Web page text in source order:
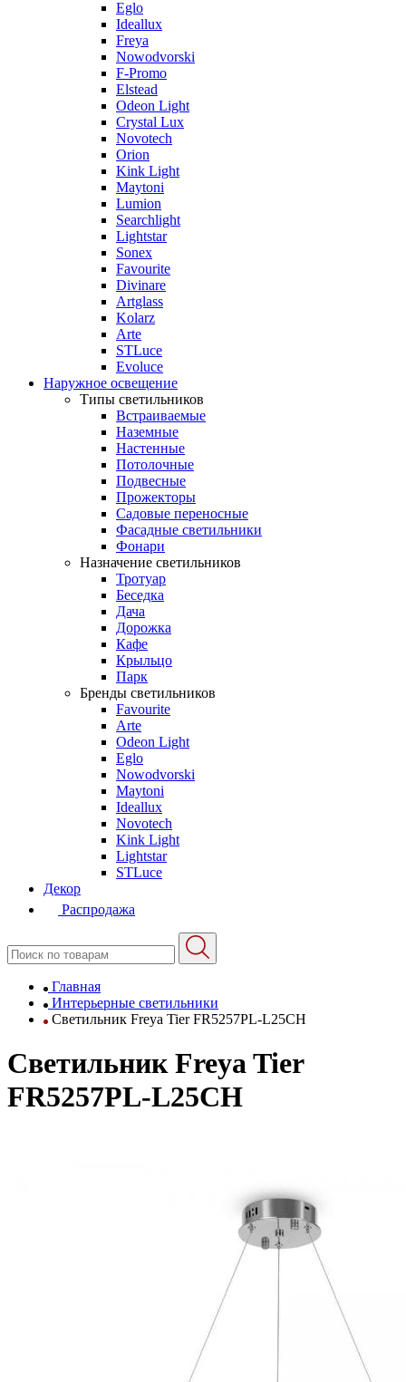
Eglo
Ideallux
Freya
Nowodvorski
F-Promo
Elstead
Odeon Light
Crystal Lux
Novotech
Orion
Kink Light
Maytoni
Lumion
Searchlight
Lightstar
Sonex
Favourite
Divinare
Artglass
Kolarz
Arte
STLuce
Evoluce
Наружное освещение
Типы светильников
Встраиваемые
Наземные
Настенные
Потолочные
Подвесные
Прожекторы
Садовые переносные
Фасадные светильники
Фонари
Назначение светильников
Тротуар
Беседка
Дача
Дорожка
Кафе
Крыльцо
Парк
Бренды светильников
Favourite
Arte
Odeon Light
Eglo
Nowodvorski
Maytoni
Ideallux
Novotech
Kink Light
Lightstar
STLuce
Декор
Распродажа
Главная
Интерьерные светильники
Светильник Freya Tier FR5257PL-L25CH
Светильник Freya Tier
FR5257PL-L25CH